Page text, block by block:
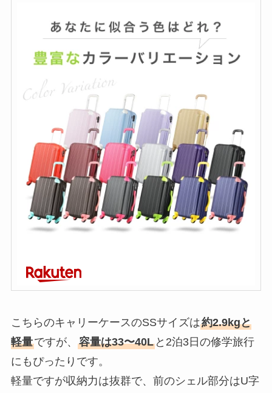
こちらのキャリーケースのSSサイズは約2.9kgと
軽量ですが、 容量は33〜40Lと2泊3日の修学旅行
にもぴったりです。
軽量ですが収納力は抜群で、前のシェル部分はU字